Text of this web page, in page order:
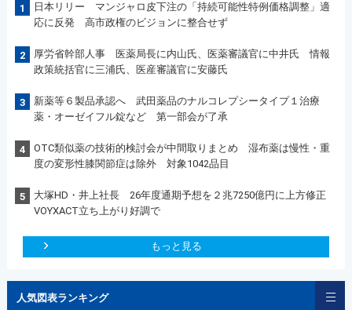
1
日本リリー マンジャロ皮下注の「持続可能性特例価格調整」適
応に反発 高市政権のビジョンに整合せず
2
厚労省幹部人事 医薬局長に内山氏、医薬審議官に中井氏 情報
政策統括官に三浦氏、医産審議官に安藤氏
3
新薬等６製品承認へ 武田薬品のナルコレプシータイプ１治療
薬・オーゼイフル錠など 第一部会が了承
4
OTC類似薬の技術的検討会が中間取りまとめ 湿布薬は慢性・重
度の変形性膝関節症は除外 対象1042品目
5
大塚HD・井上社長 26年度通期予想を２兆7250億円に上方修正
VOYXACT立ち上がり好調で
もっと見る
人気図表ランキング